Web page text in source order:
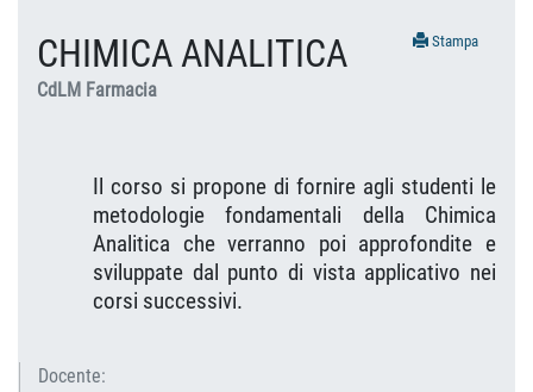
Stampa
CHIMICA ANALITICA
CdLM Farmacia
Il corso si propone di fornire agli studenti le
metodologie fondamentali della Chimica
Analitica che verranno poi approfondite e
sviluppate dal punto di vista applicativo nei
corsi successivi.
Docente: